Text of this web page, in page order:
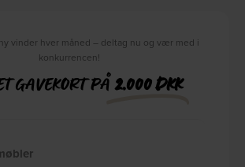
vinder hver måned – deltag nu og vær med i
konkurrencen!
GAVEKORT PÅ2.000 DKK